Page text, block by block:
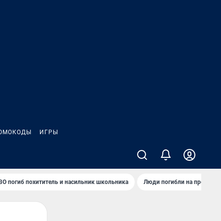
ИГРЫ
погиб похититель и насильник школьника Люди погибли на